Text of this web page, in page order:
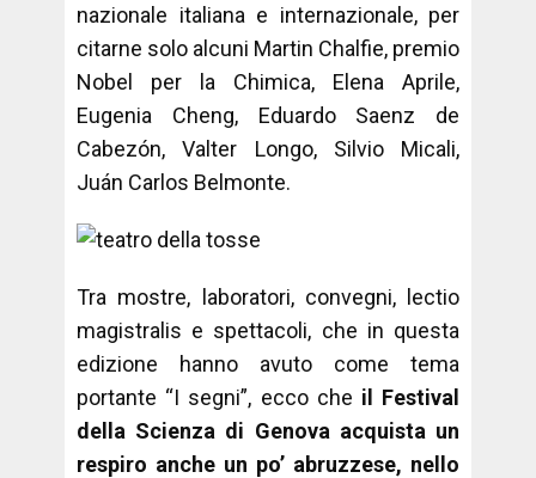
nazionale italiana e internazionale, per
citarne solo alcuni Martin Chalfie, premio
Nobel per la Chimica, Elena Aprile,
Eugenia Cheng, Eduardo Saenz de
Cabezón, Valter Longo, Silvio Micali,
Juán Carlos Belmonte.
Tra mostre, laboratori, convegni, lectio
magistralis e spettacoli, che in questa
edizione hanno avuto come tema
portante “I segni”, ecco che il Festival
della Scienza di Genova acquista un
respiro anche un po’ abruzzese, nello